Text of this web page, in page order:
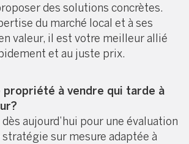
des solutions concrètes.
du marché local et à ses
valeur, il est votre meilleur allié
et au juste prix.
propriété à vendre qui tarde à
aujourd’hui pour une évaluation
sur mesure adaptée à